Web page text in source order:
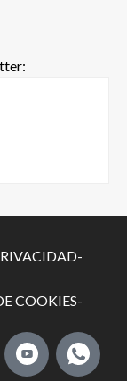
COOKIES-